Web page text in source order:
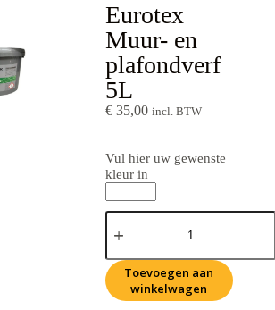
Eurotex
Muur- en
plafondverf
5L
€35,00 incl. BTW
Vul hier uw gewenste
kleur in
Toevoegen aan
winkelwagen